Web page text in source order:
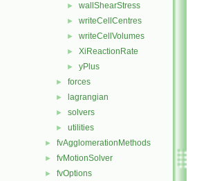
► wallShearStress
► writeCellCentres
► writeCellVolumes
► XiReactionRate
► yPlus
► forces
► lagrangian
► solvers
► utilities
► fvAgglomerationMethods
► fvMotionSolver
► fvOptions